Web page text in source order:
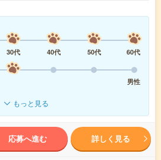
30代 40代 50代
60代
男性
もっと見る
応募へ進む 詳しく見る